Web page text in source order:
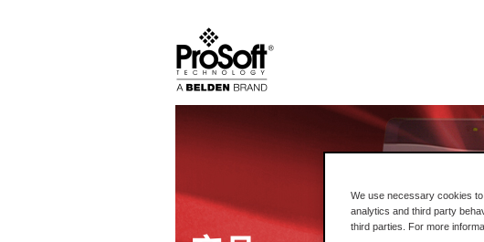
We use necessary cookies
analytics and third party
third parties. For more